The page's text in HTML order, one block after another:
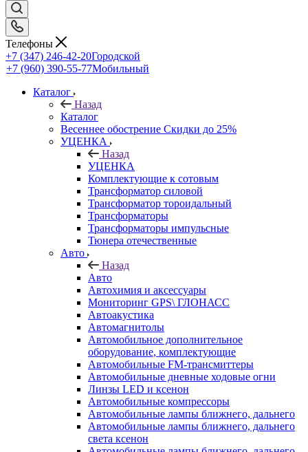
Телефоны
+7 (347) 246-42-20Городской
+7 (960) 390-55-77Мобильный
Каталог
Назад
Каталог
Весеннее обострение Скидки до 25%
УЦЕНКА
Назад
УЦЕНКА
Комплектующие к сотовым
Трансформатор силовой
Трансформатор тороидальный
Трансформаторы
Трансформаторы импульсные
Тюнера отечественные
Авто
Назад
Авто
Автохимия и аксессуары
Мониторинг GPS\ ГЛОНАСС
Автоакустика
Автомагнитолы
Автомобильное дополнительное
оборудование, комплектующие
Автомобильные FM-трансмиттеры
Автомобильные дневные ходовые огни
Линзы LED и ксенон
Автомобильные компрессоры
Автомобильные лампы ближнего, дальнего
Автомобильные лампы ближнего, дальнего
света ксенон